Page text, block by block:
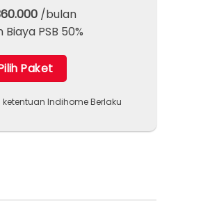
/bulan
Biaya PSB 50%
Paket
Indihome Berlaku